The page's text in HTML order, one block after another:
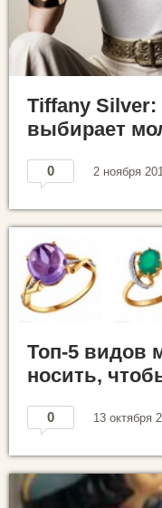
Tiffany
выбирает
0 2 ноября
Топ-5 видов
носить,
0 13 октября